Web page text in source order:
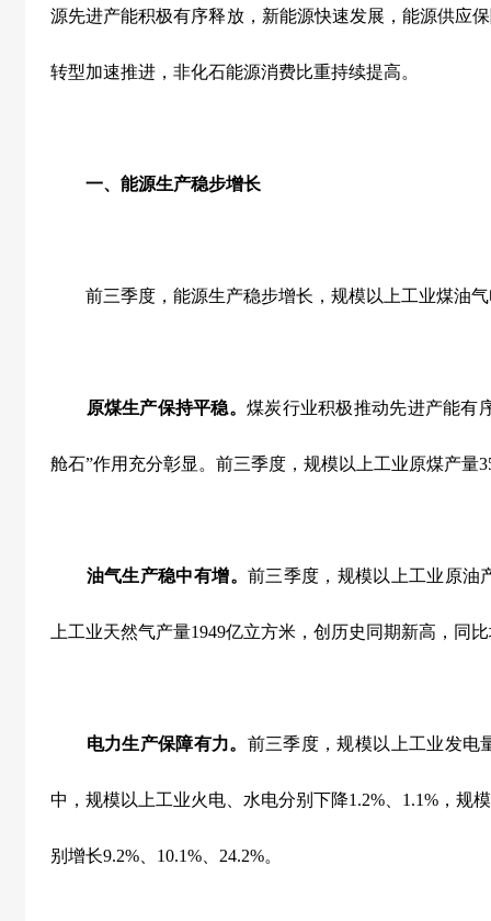
源先进产能积极有序释放，新能源快速发展，能源供应
转型加速推进，非化石能源消费比重持续提高。
一、能源生产稳步增长
前三季度，能源生产稳步增长，规模以上工业煤油气
原煤生产保持平稳。煤炭行业积极推动先进产能有
舱石”作用充分彰显。前三季度，规模以上工业原煤产量
油气生产稳中有增。 前三季度，规模以上工业原油
上工业天然气产量1949亿立方米，创历史同期新高，同
电力生产保障有力。 前三季度，规模以上工业发电
中，规模以上工业火电、水电分别下降1.2% 1.1% ，规
别增长9.2% 10.1% 24.2%。